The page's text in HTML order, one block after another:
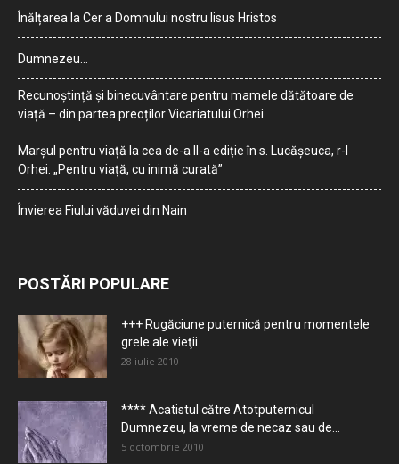
Înălțarea la Cer a Domnului nostru Iisus Hristos
Dumnezeu…
Recunoștință și binecuvântare pentru mamele dătătoare de
viață – din partea preoților Vicariatului Orhei
Marșul pentru viață la cea de-a II-a ediție în s. Lucășeuca, r-l
Orhei: „Pentru viață, cu inimă curată”
Învierea Fiului văduvei din Nain
POSTĂRI POPULARE
+++ Rugăciune puternică pentru momentele
grele ale vieţii
28 iulie 2010
**** Acatistul către Atotputernicul
Dumnezeu, la vreme de necaz sau de...
5 octombrie 2010